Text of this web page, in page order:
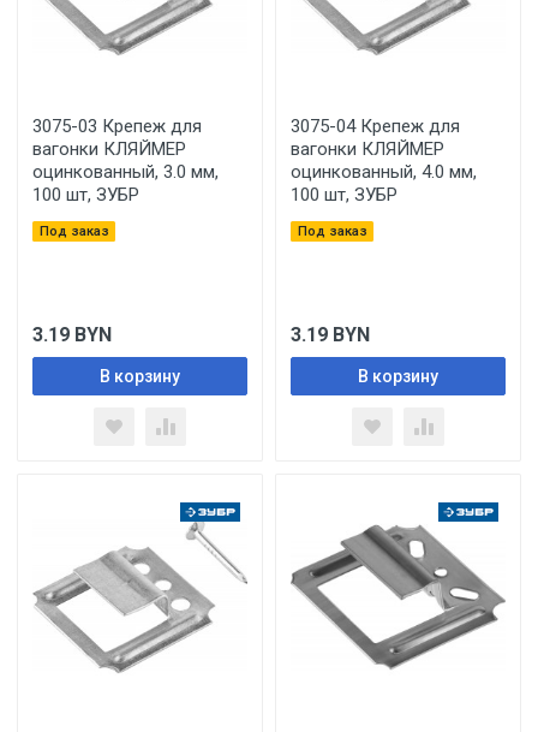
3075-03 Крепеж для
вагонки КЛЯЙМЕР
оцинкованный, 3.0 мм,
100 шт, ЗУБР
Под заказ
3.19 BYN
В корзину
3075-04 Крепеж для
вагонки КЛЯЙМЕР
оцинкованный, 4.0 мм,
100 шт, ЗУБР
Под заказ
3.19 BYN
В корзину